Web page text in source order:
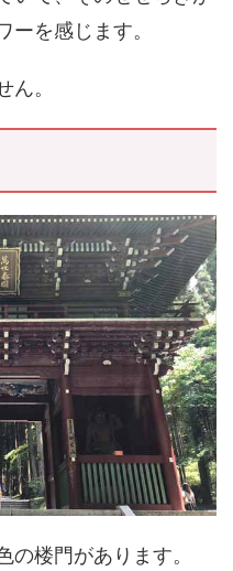
ーを感じます。
。
の楼門があります。